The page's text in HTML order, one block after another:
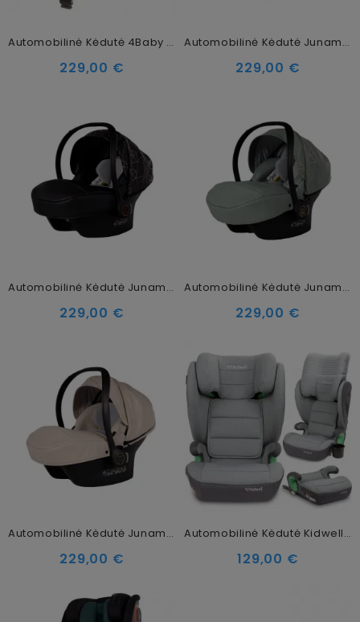
Automobilinė Kėdutė 4Baby Nano-Fix, Red
229,00 €
Automobilinė Kėdutė Junama Heart, White Gold
229,00 €
Automobilinė Kėdutė Junama Heart, Black Copper
229,00 €
Automobilinė Kėdutė Junama Heart, Olive Gold
229,00 €
Automobilinė Kėdutė Junama Heart, Beige
229,00 €
Automobilinė Kėdutė Kidwell Weston Light Gray
129,00 €